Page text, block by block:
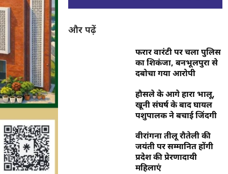
और पढ़ें
फरार वारंटी पर चला पुलिस
का शिकंजा, बनभूलपुरा से
दबोचा गया आरोपी
हौसले के आगे हारा भालू,
खूनी संघर्ष के बाद घायल
पशुपालक ने बचाई जिंदगी
वीरांगना तीलू रौतेली की
जयंती पर सम्मानित होंगी
प्रदेश की प्रेरणादायी
महिलाएं